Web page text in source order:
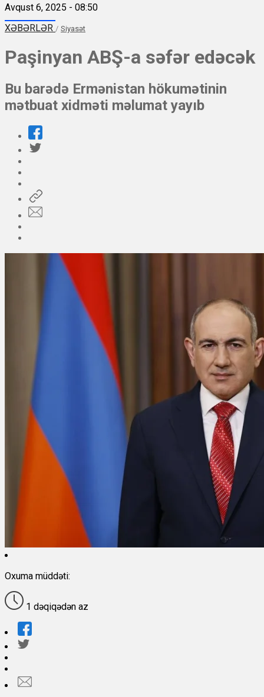
Avqust 6, 2025 - 08:50
XƏBƏRLƏR / Siyasət
Paşinyan ABŞ-a səfər edəcək
Bu barədə Ermənistan hökumətinin
mətbuat xidməti məlumat yayıb
Oxuma müddəti:
1 dəqiqədən az